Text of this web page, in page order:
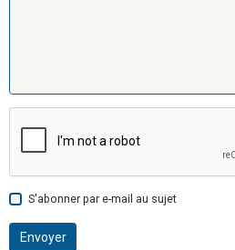
S'abonner par e-mail au sujet
Envoyer